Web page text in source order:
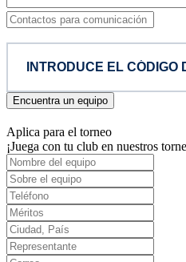
Encuentra un equipo
Aplica para el torneo
¡Juega con tu club en nuestros